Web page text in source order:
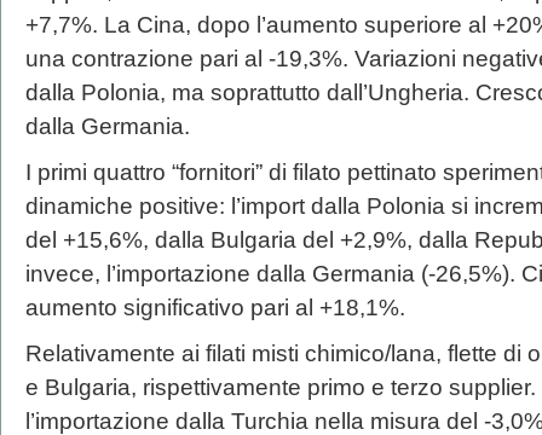
+7,7%. La Cina, dopo l’aumento superiore al
una contrazione pari al -19,3%. Variazioni
dalla Polonia, ma soprattutto dall’Ungheria.
dalla Germania.
I primi quattro “fornitori” di filato pettinato
dinamiche positive: l’import dalla Polonia si
del +15,6%, dalla Bulgaria del +2,9%, dalla
invece, l’importazione dalla Germania (-26,5%).
aumento significativo pari al +18,1%.
Relativamente ai filati misti chimico/lana, flette di
e Bulgaria, rispettivamente primo e terzo
l’importazione dalla Turchia nella misura del -